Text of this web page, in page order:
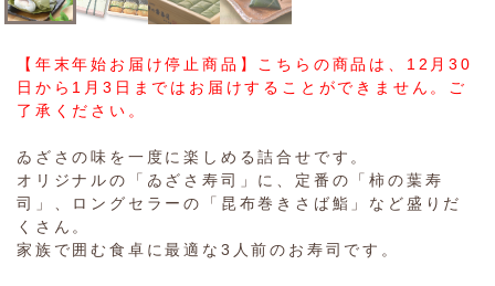
【年末年始お届け停止商品】こちらの商品は、12月30
日から1月3日まではお届けすることができません。ご
了承ください。
ゐざさの味を一度に楽しめる詰合せです。
オリジナルの「ゐざさ寿司」に、定番の「柿の葉寿
司」、ロングセラーの「昆布巻きさば鮨」など盛りだ
くさん。
家族で囲む食卓に最適な3人前のお寿司です。